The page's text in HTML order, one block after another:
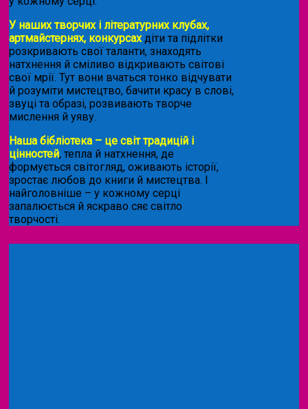
У наших творчих і літературних клубах,
артмайстернях, конкурсахдіти та підлітки
розкривають свої таланти, знаходять
натхнення й сміливо відкривають світові
свої мрії. Тут вони вчаться тонко відчувати
й розуміти мистецтво, бачити красу в слові,
звуці та образі, розвивають творче
мислення й уяву.
Наша бібліотека – це світ традицій і
цінностей, тепла й натхнення, де
формується світогляд, оживають історії,
зростає любов до книги й мистецтва. І
найголовніше – у кожному серці
запалюється й яскраво сяє світло
творчості.